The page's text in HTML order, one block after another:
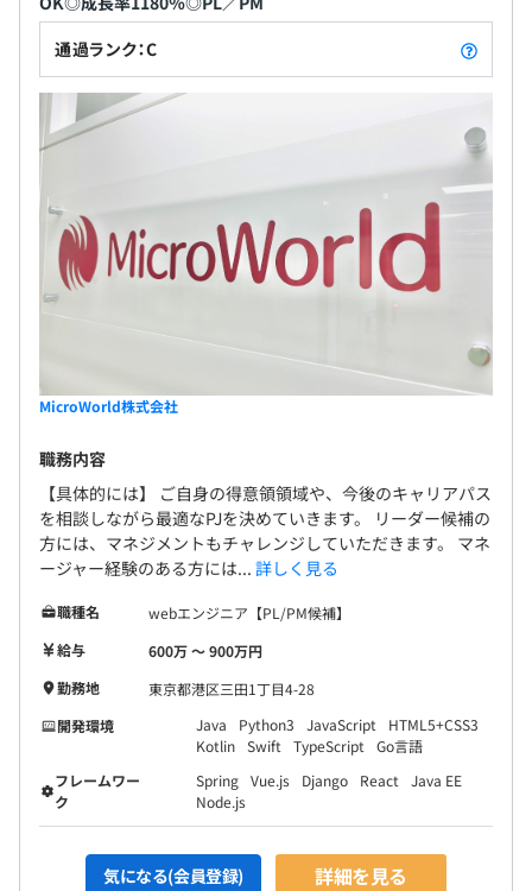
通過ランク：C
MicroWorld株式会社
職務内容
【具体的には】 ご自身の得意領領域や、今後のキャリアパス
を相談しながら最適なPJを決めていきます。 リーダー候補の
方には、マネジメントもチャレンジしていただきます。 マネ
ージャー経験のある方には... 詳しく見る
職種名
webエンジニア【PL/PM候補】
給与
600万 〜 900万円
勤務地
東京都港区三田1丁目4-28
開発環境
Java Python3 JavaScript
HTML5+CSS3
Kotlin Swift TypeScript
Go言語
フレームワー
ク
Spring Vue.js Django React
Java EE
Node.js
気になる(会員登録) 詳細を見る